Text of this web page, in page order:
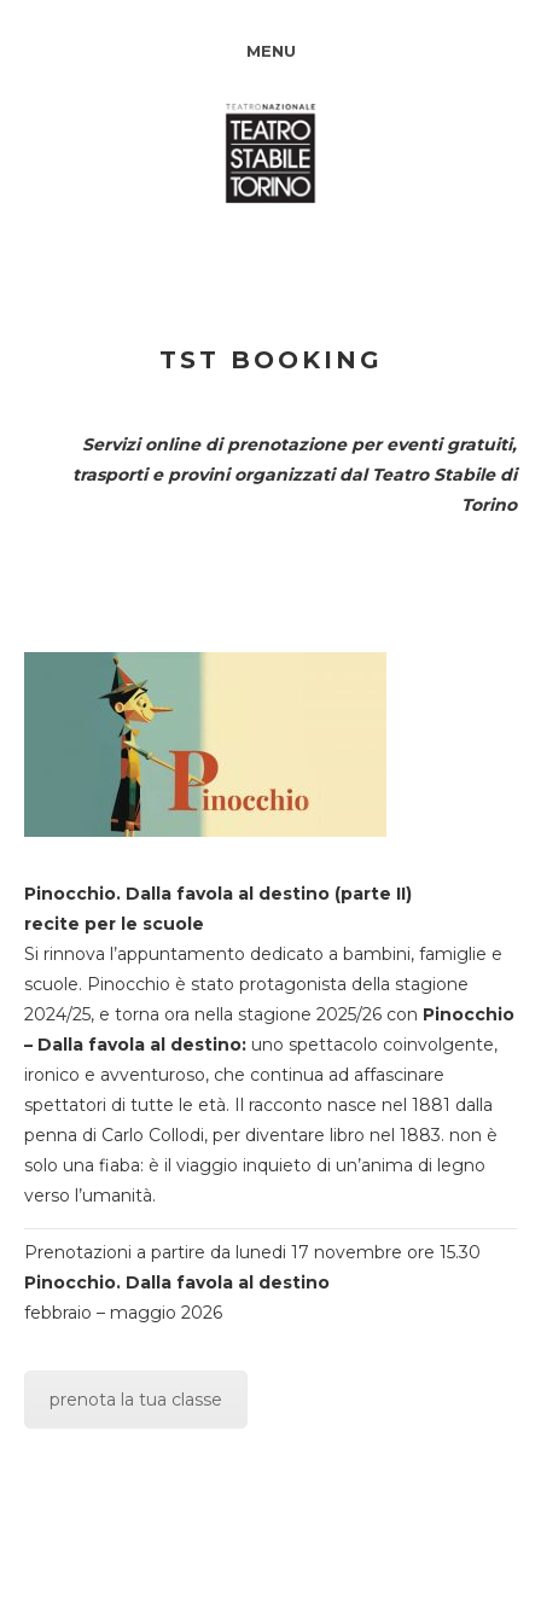
MENU
TST BOOKING
Servizi online di prenotazione per eventi gratuiti,
trasporti e provini organizzati dal Teatro Stabile di
Torino
Pinocchio. Dalla favola al destino (parte II)
recite per le scuole
Si rinnova l’appuntamento dedicato a bambini, famiglie e
scuole. Pinocchio è stato protagonista della stagione
2024/25, e torna ora nella stagione 2025/26 con Pinocchio
– Dalla favola al destino: uno spettacolo coinvolgente,
ironico e avventuroso, che continua ad affascinare
spettatori di tutte le età. Il racconto nasce nel 1881 dalla
penna di Carlo Collodi, per diventare libro nel 1883. non è
solo una fiaba: è il viaggio inquieto di un’anima di legno
verso l’umanità.
Prenotazioni a partire da lunedi 17 novembre ore 15.30
Pinocchio. Dalla favola al destino
febbraio – maggio 2026
prenota la tua classe